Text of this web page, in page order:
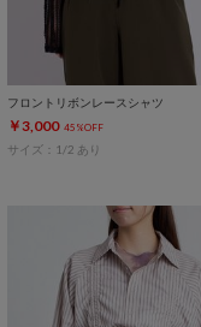
フロントリボンレースシャツ
￥3,000 45%OFF
サイズ：1/2 あり